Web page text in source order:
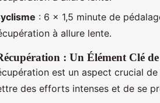
: 6 x 1,5 minute de
à allure lente.
: Un Élément Clé
est un aspect crucial
des efforts intenses et de se